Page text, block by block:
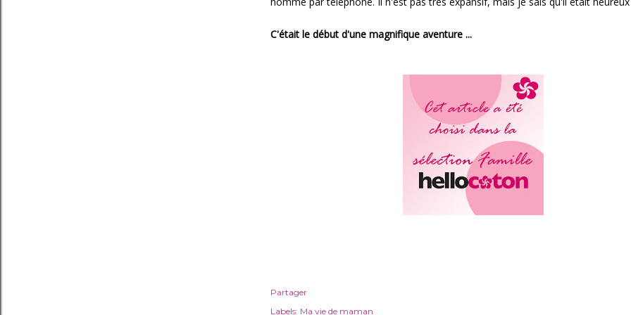
C'était le début d'une magnifique aventure ...
Partager
Labels: Ma vie de maman